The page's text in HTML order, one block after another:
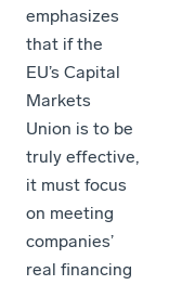
emphasizes
that if the
EU’s Capital
Markets
Union is to be
truly effective,
it must focus
on meeting
companies’
real financing